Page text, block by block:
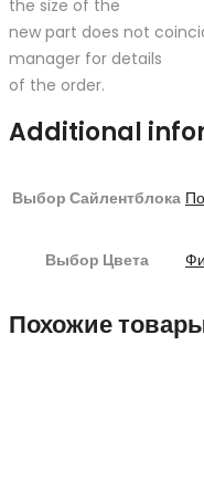
the size of the
new part does not
manager for details
of the order.
Additional
Выбор Сайлентблока
Выбор Цвета
Похожие